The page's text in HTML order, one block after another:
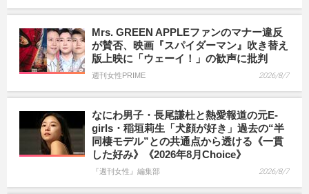
Mrs. GREEN APPLEファンのマナー違反
が賛否、映画『スパイダーマン』吹き替え
版上映に「ウェーイ！」の歓声に批判
週刊女性PRIME 2026/8/7
なにわ男子・長尾謙杜と熱愛報道の元E-
girls・稲垣莉生「犬顔が好き」過去の“半
同棲モデル”との共通点から透ける《一貫
した好み》《2026年8月Choice》
『週刊女性』編集部 2026/8/7